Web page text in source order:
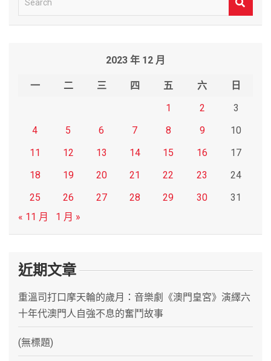
e
2023 年 12 月
一 二 三 四 五 六
日
1
2
3
4
5 6 7 8 9
10
11
12 13 14 15 16
17
18
19 20 21 22 23
24
25
26 27 28 29 30
31
« 11 月
1 月 »
近期文章
重溫司打口摩天輪的歲月：音樂劇《澳門皇宮》演繹六
十年代澳門人自強不息的奮鬥故事
(無標題)